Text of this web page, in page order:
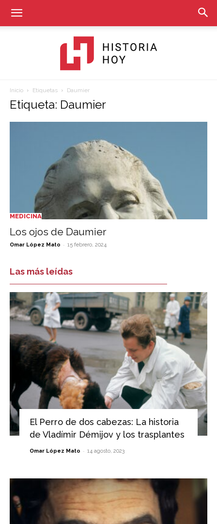
Inicio Etiquetas Daumier
Etiqueta: Daumier
MEDICINA
Los ojos de Daumier
Omar López Mato - 15 febrero, 2024
Las más leídas
El Perro de dos cabezas: La historia
de Vladímir Démijov y los trasplantes
Omar López Mato - 14 agosto, 2023